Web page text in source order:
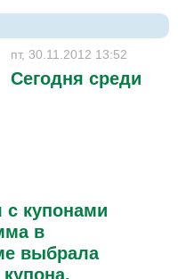
пт, 30.11.2012 13:52
Сегодня среди
с купонами
в
выбрала